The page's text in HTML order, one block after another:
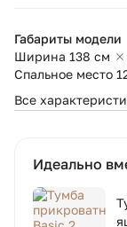
Габариты модели
Ширина 138 см
Спальное место
Все
Идеально